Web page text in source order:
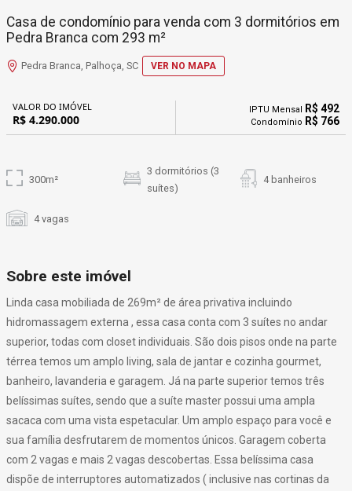
Casa de condomínio para venda com 3 dormitórios em
Pedra Branca com 293 m²
Pedra Branca, Palhoça, SC VER NO MAPA
VALOR DO IMÓVEL
R$ 4.290.000
IPTU Mensal R$ 492
Condomínio R$ 766
300m²
3 dormitórios (3
suítes)
4 banheiros
4 vagas
Sobre este imóvel
Linda casa mobiliada de 269m² de área privativa incluindo
hidromassagem externa , essa casa conta com 3 suítes no andar
superior, todas com closet individuais. São dois pisos onde na parte
térrea temos um amplo living, sala de jantar e cozinha gourmet,
banheiro, lavanderia e garagem. Já na parte superior temos três
belíssimas suítes, sendo que a suíte master possui uma ampla
sacaca com uma vista espetacular. Um amplo espaço para você e
sua família desfrutarem de momentos únicos. Garagem coberta
com 2 vagas e mais 2 vagas descobertas. Essa belíssima casa
dispõe de interruptores automatizados ( inclusive nas cortinas da